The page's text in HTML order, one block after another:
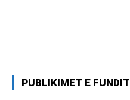
PUBLIKIMET E FUNDIT